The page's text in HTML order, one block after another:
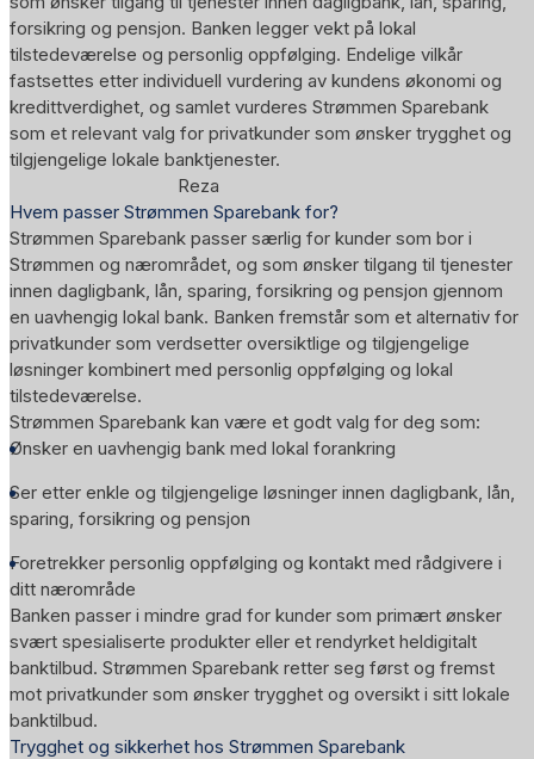
forsikring og pensjon. Banken legger vekt på lokal
tilstedeværelse og personlig oppfølging. Endelige vilkår
fastsettes etter individuell vurdering av kundens økonomi og
kredittverdighet, og samlet vurderes Strømmen Sparebank
som et relevant valg for privatkunder som ønsker trygghet og
tilgjengelige lokale banktjenester.
Reza
Hvem passer Strømmen Sparebank for?
Strømmen Sparebank passer særlig for kunder som bor i
Strømmen og nærområdet, og som ønsker tilgang til tjenester
innen dagligbank, lån, sparing, forsikring og pensjon gjennom
en uavhengig lokal bank. Banken fremstår som et alternativ for
privatkunder som verdsetter oversiktlige og tilgjengelige
løsninger kombinert med personlig oppfølging og lokal
tilstedeværelse.
Strømmen Sparebank kan være et godt valg for deg som:
Ønsker en uavhengig bank med lokal forankring
Ser etter enkle og tilgjengelige løsninger innen dagligbank, lån,
sparing, forsikring og pensjon
Foretrekker personlig oppfølging og kontakt med rådgivere i
ditt nærområde
Banken passer i mindre grad for kunder som primært ønsker
svært spesialiserte produkter eller et rendyrket heldigitalt
banktilbud. Strømmen Sparebank retter seg først og fremst
mot privatkunder som ønsker trygghet og oversikt i sitt lokale
banktilbud.
Trygghet og sikkerhet hos Strømmen Sparebank